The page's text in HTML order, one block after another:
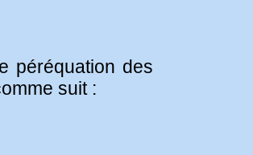
péréquation des
suit :